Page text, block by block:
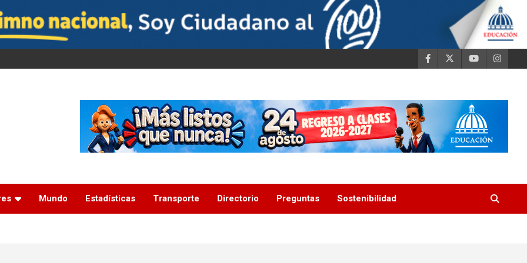
Mundo Estadísticas Transporte Directorio Preguntas Sostenibilidad